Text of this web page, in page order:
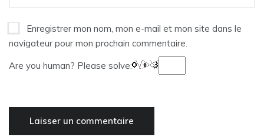
Enregistrer mon nom, mon e-mail et mon site dans le
navigateur pour mon prochain commentaire.
Are you human? Please solve: